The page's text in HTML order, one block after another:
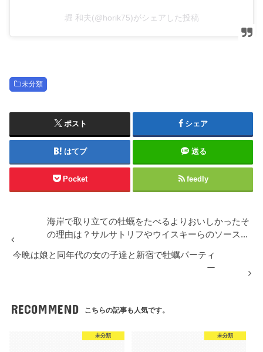
堀 和夫(@horik75)がシェアした投稿
未分類
ポスト シェア
はてブ 送る
Pocket feedly
海岸で取り立ての牡蠣をたべるよりおいしかったそ
の理由は？サルサトリフやウイスキーらのソース...
今晩は娘と同年代の女の子達と新宿で牡蠣パーティ
ー
RECOMMEND こちらの記事も人気です。
未分類 未分類